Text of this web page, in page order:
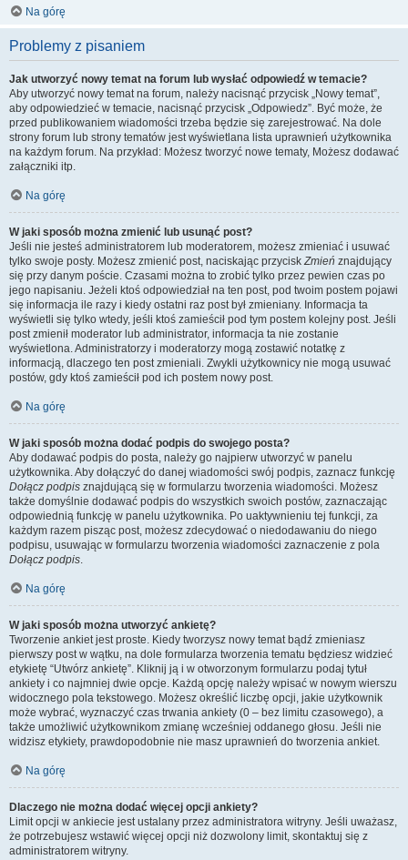
Na górę
Problemy z pisaniem
Jak utworzyć nowy temat na forum lub wysłać odpowiedź w temacie?
Aby utworzyć nowy temat na forum, należy nacisnąć przycisk „Nowy temat”,
aby odpowiedzieć w temacie, nacisnąć przycisk „Odpowiedz”. Być może, że
przed publikowaniem wiadomości trzeba będzie się zarejestrować. Na dole
strony forum lub strony tematów jest wyświetlana lista uprawnień użytkownika
na każdym forum. Na przykład: Możesz tworzyć nowe tematy, Możesz dodawać
załączniki itp.
Na górę
W jaki sposób można zmienić lub usunąć post?
Jeśli nie jesteś administratorem lub moderatorem, możesz zmieniać i usuwać
tylko swoje posty. Możesz zmienić post, naciskając przyciskZmień znajdujący
się przy danym poście. Czasami można to zrobić tylko przez pewien czas po
jego napisaniu. Jeżeli ktoś odpowiedział na ten post, pod twoim postem pojawi
się informacja ile razy i kiedy ostatni raz post był zmieniany. Informacja ta
wyświetli się tylko wtedy, jeśli ktoś zamieścił pod tym postem kolejny post. Jeśli
post zmienił moderator lub administrator, informacja ta nie zostanie
wyświetlona. Administratorzy i moderatorzy mogą zostawić notatkę z
informacją, dlaczego ten post zmieniali. Zwykli użytkownicy nie mogą usuwać
postów, gdy ktoś zamieścił pod ich postem nowy post.
Na górę
W jaki sposób można dodać podpis do swojego posta?
Aby dodawać podpis do posta, należy go najpierw utworzyć w panelu
użytkownika. Aby dołączyć do danej wiadomości swój podpis, zaznacz funkcję
Dołącz podpis znajdującą się w formularzu tworzenia wiadomości. Możesz
także domyślnie dodawać podpis do wszystkich swoich postów, zaznaczając
odpowiednią funkcję w panelu użytkownika. Po uaktywnieniu tej funkcji, za
każdym razem pisząc post, możesz zdecydować o niedodawaniu do niego
podpisu, usuwając w formularzu tworzenia wiadomości zaznaczenie z pola
Dołącz podpis.
Na górę
W jaki sposób można utworzyć ankietę?
Tworzenie ankiet jest proste. Kiedy tworzysz nowy temat bądź zmieniasz
pierwszy post w wątku, na dole formularza tworzenia tematu będziesz widzieć
etykietę “Utwórz ankietę”. Kliknij ją i w otworzonym formularzu podaj tytuł
ankiety i co najmniej dwie opcje. Każdą opcję należy wpisać w nowym wierszu
widocznego pola tekstowego. Możesz określić liczbę opcji, jakie użytkownik
może wybrać, wyznaczyć czas trwania ankiety (0 – bez limitu czasowego), a
także umożliwić użytkownikom zmianę wcześniej oddanego głosu. Jeśli nie
widzisz etykiety, prawdopodobnie nie masz uprawnień do tworzenia ankiet.
Na górę
Dlaczego nie można dodać więcej opcji ankiety?
Limit opcji w ankiecie jest ustalany przez administratora witryny. Jeśli uważasz,
że potrzebujesz wstawić więcej opcji niż dozwolony limit, skontaktuj się z
administratorem witryny.